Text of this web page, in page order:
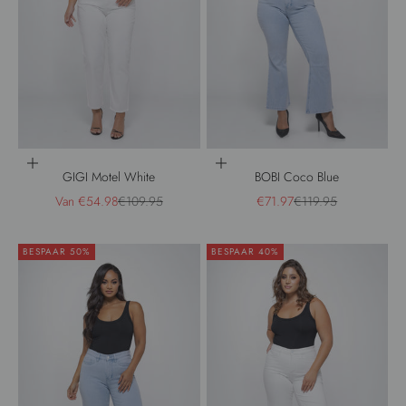
Opties kiezen
GIGI Motel White
Aanbiedingsprijs
Van €54.98Normale prijs
€109.95
Opties kiezen
BOBI Coco Blue
Aanbiedingsprijs
€71.97Normale prijs
€119.95
BESPAAR 50% BESPAAR 40%